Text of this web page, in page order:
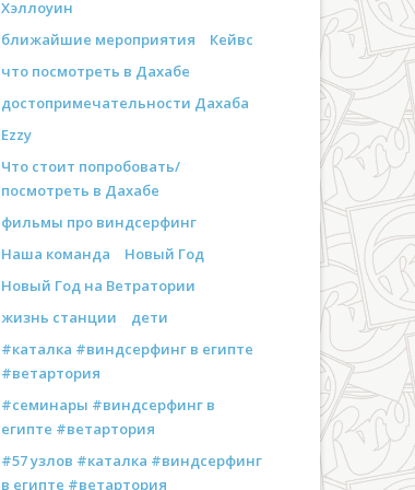
Хэллоуин
ближайшие мероприятия
Кейвс
что посмотреть в Дахабе
достопримечательности Дахаба
Ezzy
Что стоит попробовать/
посмотреть в Дахабе
фильмы про виндсерфинг
Наша команда
Новый Год
Новый Год на Ветратории
жизнь станции
дети
#каталка #виндсерфинг в египте
#ветартория
#семинары #виндсерфинг в
египте #ветартория
#57 узлов #каталка #виндсерфинг
в египте #ветартория